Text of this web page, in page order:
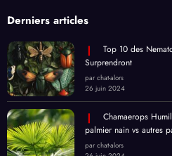
Derniers articles
Top 10 des
Surprendront
par chat-alors
26 juin 2024
Chamaerops
palmier nain vs autres
par chat-alors